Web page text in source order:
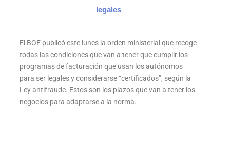
legales
El BOE publicó este lunes la orden ministerial que recoge
todas las condiciones que van a tener que cumplir los
programas de facturación que usan los autónomos
para ser legales y considerarse “certificados”, según la
Ley antifraude. Estos son los plazos que van a tener los
negocios para adaptarse a la norma.